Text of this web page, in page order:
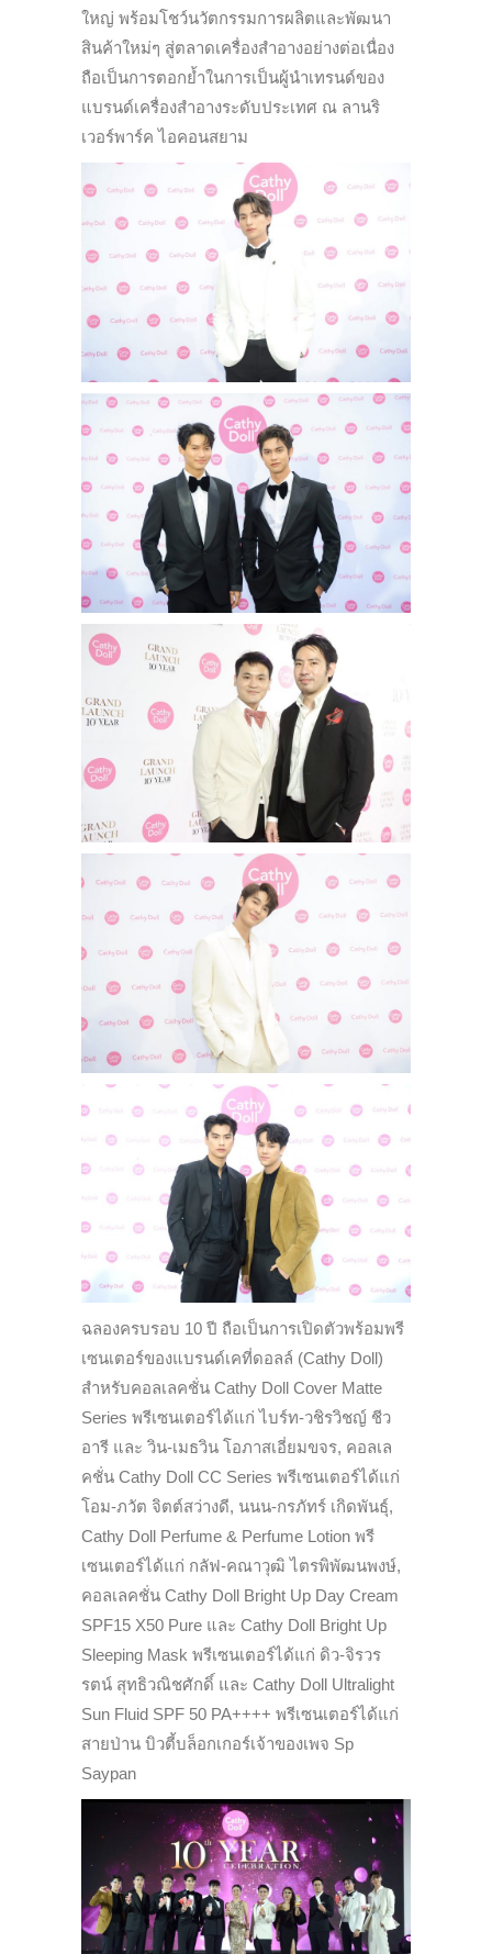
ใหญ่ พร้อมโชว์นวัตกรรมการผลิตและพัฒนา
สินค้าใหม่ๆ สู่ตลาดเครื่องสำอางอย่างต่อเนื่อง
ถือเป็นการตอกย้ำในการเป็นผู้นำเทรนด์ของ
แบรนด์เครื่องสำอางระดับประเทศ ณ ลานริ
เวอร์พาร์ค ไอคอนสยาม
ฉลองครบรอบ 10 ปี ถือเป็นการเปิดตัวพร้อมพรี
เซนเตอร์ของแบรนด์เคที่ดอลล์ (Cathy Doll)
สำหรับคอลเลคชั่น Cathy Doll Cover Matte
Series พรีเซนเตอร์ได้แก่ ไบร์ท-วชิรวิชญ์ ชีว
อารี และ วิน-เมธวิน โอภาสเอี่ยมขจร, คอลเล
คชั่น Cathy Doll CC Series พรีเซนเตอร์ได้แก่
โอม-ภวัต จิตต์สว่างดี, นนน-กรภัทร์ เกิดพันธุ์,
Cathy Doll Perfume & Perfume Lotion พรี
เซนเตอร์ได้แก่ กลัฟ-คณาวุฒิ ไตรพิพัฒนพงษ์,
คอลเลคชั่น Cathy Doll Bright Up Day Cream
SPF15 X50 Pure และ Cathy Doll Bright Up
Sleeping Mask พรีเซนเตอร์ได้แก่ ดิว-จิรวร
รตน์ สุทธิวณิชศักดิ์ และ Cathy Doll Ultralight
Sun Fluid SPF 50 PA++++ พรีเซนเตอร์ได้แก่
สายป่าน บิวตี้บล็อกเกอร์เจ้าของเพจ Sp
Saypan